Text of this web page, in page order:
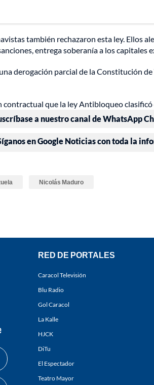
también rechazaron esta ley. Ellos
entrega soberanía a los capitales
derogación parcial de la Constitución
que la ley Antibloqueo clasificó
a nuestro canal de WhatsApp
en Google Noticias con toda la
Nicolás Maduro
youtube-
RED DE PORTALES
Caracol Televisión
Blu Radio
Gol Caracol
La Kalle
HJCK
DiTu
El Espectador
Teatro Mayor